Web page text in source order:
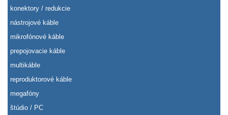
konektory / redukcie
nástrojové káble
mikrofónové káble
prepojovacie káble
multikáble
reproduktorové káble
megafóny
štúdio / PC